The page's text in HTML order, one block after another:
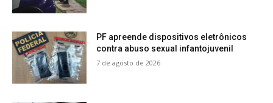
PF apreende dispositivos eletrônicos
contra abuso sexual infantojuvenil
7 de agosto de 2026